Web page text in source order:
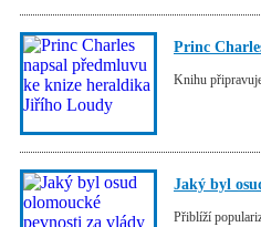
Princ
Knihu
Jaký byl
Přiblíží